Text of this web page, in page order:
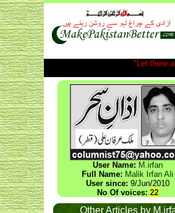
"Let there
User Name: M.irfan
Full Name: Malik Irfan Ali
User since: 9/Jun/2010
No Of voices: 22
Other Articles by